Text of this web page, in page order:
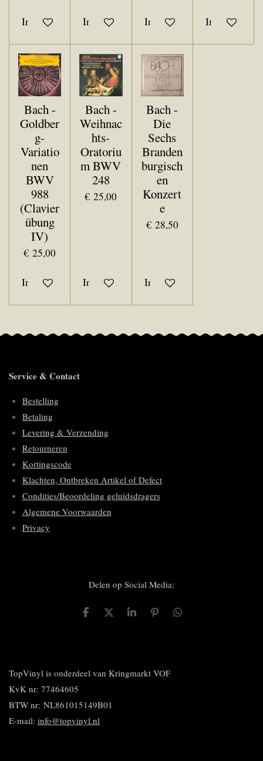
In winkelwagenIn winkelwagenIn winkelwagen
In
Bach -
Goldber
g-
Variatio
nen
BWV
988
(Clavier
übung
IV)
€ 25,00
In winkelwagen
Bach -
Weihnac
hts-
Oratoriu
m BWV
248
€ 25,00
In winkelwagen
Bach -
Die
Sechs
Branden
burgisch
en
Konzert
e
€ 28,50
In winkelwagen
Service & Contact
Bestelling
Betaling
Levering & Verzending
Retourneren
Kortingscode
Klachten, Ontbreken Artikel of Defect
Condities/Beoordeling geluidsdragers
Algemene Voorwaarden
Privacy
Delen op Social Media:
D
D
S
P
n
D
TopVinyl is onderdeel van Kringmarkt VOF
KvK nr: 77464605
BTW nr: NL861015149B01
E-mail: info@topvinyl.nl